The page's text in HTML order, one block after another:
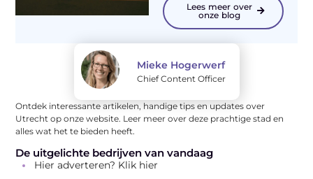
Lees meer over
onze blog
Mieke Hogerwerf
Chief Content Officer
Ontdek interessante artikelen, handige tips en updates over
Utrecht op onze website. Leer meer over deze prachtige stad en
alles wat het te bieden heeft.
De uitgelichte bedrijven van vandaag
Hier adverteren? Klik hier